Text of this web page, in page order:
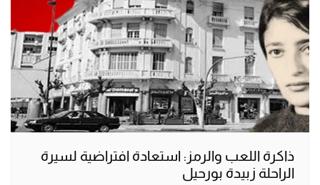
ذاكرة اللعب والرمز: استعادة افتراضية لسيرة
الراحلة زبيدة بورحيل